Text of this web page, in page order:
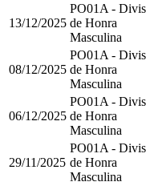
13/12/2025
PO01A -
de Honra
Masculina
08/12/2025
PO01A -
de Honra
Masculina
06/12/2025
PO01A -
de Honra
Masculina
29/11/2025
PO01A -
de Honra
Masculina